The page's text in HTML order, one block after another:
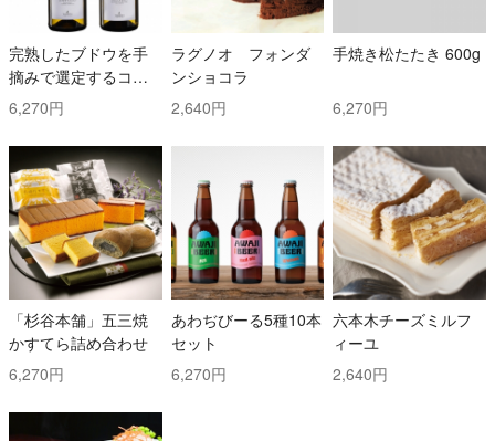
完熟したブドウを手
摘みで選定するコス
トと時間を掛けた白
ワイン2本セット！ ト
ッリ社/トレッビアー
ノ・ダブルッツォ 42
0 & コッリ・アプルテ
ィーニ 420 ぺコリー
ノ
6,270円
ラグノオ フォンダ
ンショコラ
2,640円
手焼き松たたき 600g
6,270円
「杉谷本舗」五三焼
かすてら詰め合わせ
6,270円
あわぢびーる5種10本
セット
6,270円
六本木チーズミルフ
ィーユ
2,640円